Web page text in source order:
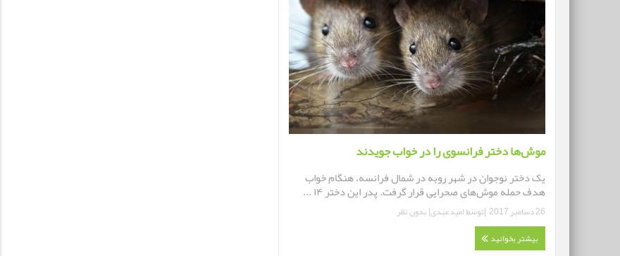
موش‌ها دختر فرانسوی را در خواب جویدند
یک دختر نوجوان در شهر روبه در شمال فرانسه، هنگام خواب
هدف حمله موش‌های صحرایی قرار گرفت. پدر این دختر ۱۴ ...
26 دسامبر 2017 |توسطامیدعبدی|بدون نظر
بیشتر بخوانید